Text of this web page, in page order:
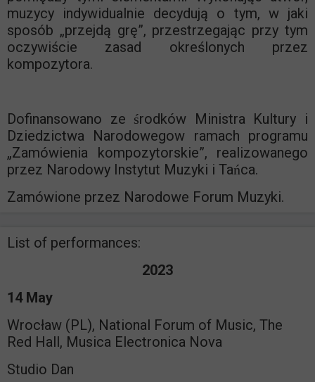
muzycy indywidualnie decydują o tym, w jaki
sposób „przejdą grę”, przestrzegając przy tym
oczywiście zasad określonych przez
kompozytora.
Dofinansowano ze środków Ministra Kultury i
Dziedzictwa Narodowegow ramach programu
„Zamówienia kompozytorskie”, realizowanego
przez Narodowy Instytut Muzyki i Tańca.
Zamówione przez Narodowe Forum Muzyki.
List of performances:
2023
14 May
Wrocław (PL), National Forum of Music, The
Red Hall, Musica Electronica Nova
Studio Dan